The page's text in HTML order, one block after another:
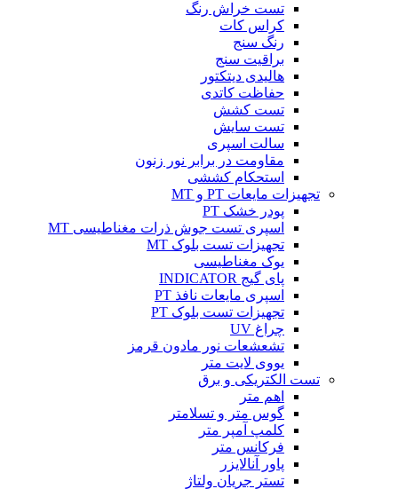
تست خراش رنگ
کراس کات
رنگ سنج
براقیت سنج
هالیدی دیتکتور
حفاظت کاتدی
تست کشش
تست سایش
سالت اسپری
مقاومت در برابر نور زنون
استحکام کششی
تجهیزات مایعات PT و MT
پودر خشک PT
اسپری تست جوش ذرات مغناطیسی MT
تجهیزات تست بلوک MT
یوک مغناطیسی
پای گیج INDICATOR
اسپری مایعات نافذ PT
تجهیزات تست بلوک PT
چراغ UV
تشعشعات نور مادون قرمز
یووی لایت متر
تست الکتریکی و برق
اهم متر
گوس متر و تسلامتر
کلمپ آمپر متر
فرکانس متر
پاور آنالایزر
تستر جریان ولتاژ